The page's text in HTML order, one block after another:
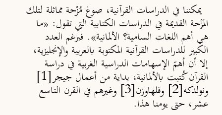
يمكننا في الدراسات القرآنية، صوغ مُزْحة مماثلة لتلك
المُزْحة القديمة في الدراسات الكتابية التي تقول: «ما
هي أهم اللغات السامية؟ الألمانية». فبرغم العدد
الكبير للدراسات القرآنية المكتوبة بالعربية والإنجليزية،
إلا أن أهمّ الإسهامات الدراسية الغربية في دراسة
القرآن كُتبت بالألمانية، بداية منأعمال جيجر[1]
ونولدكه[2] وفلهاوزن[3] وغيرهم في القرن التاسع
عشر، حتى يومنا هذا.